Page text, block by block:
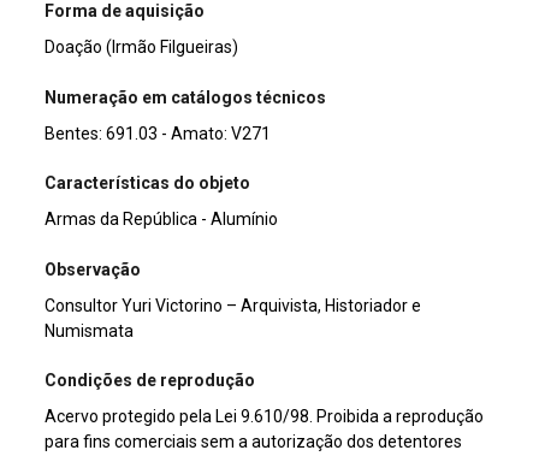
Forma de aquisição
Doação (Irmão Filgueiras)
Numeração em catálogos técnicos
Bentes: 691.03 - Amato: V271
Características do objeto
Armas da República - Alumínio
Observação
Consultor Yuri Victorino – Arquivista, Historiador e
Numismata
Condições de reprodução
Acervo protegido pela Lei 9.610/98. Proibida a reprodução
para fins comerciais sem a autorização dos detentores